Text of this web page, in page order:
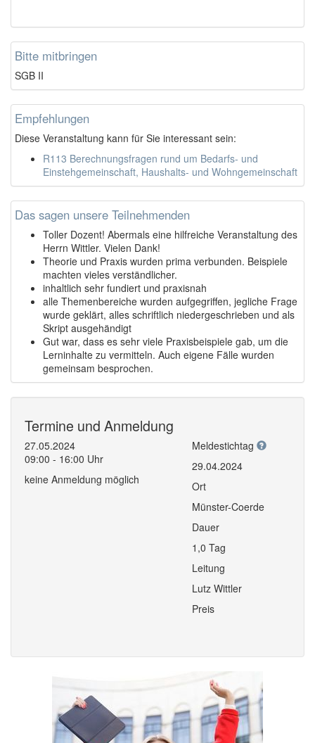
Bitte mitbringen
SGB II
Empfehlungen
Diese Veranstaltung kann für Sie interessant sein:
R113 Berechnungsfragen rund um Bedarfs- und
Einstehgemeinschaft, Haushalts- und Wohngemeinschaft
Das sagen unsere Teilnehmenden
Toller Dozent! Abermals eine hilfreiche Veranstaltung des
Herrn Wittler. Vielen Dank!
Theorie und Praxis wurden prima verbunden. Beispiele
machten vieles verständlicher.
inhaltlich sehr fundiert und praxisnah
alle Themenbereiche wurden aufgegriffen, jegliche Frage
wurde geklärt, alles schriftlich niedergeschrieben und als
Skript ausgehändigt
Gut war, dass es sehr viele Praxisbeispiele gab, um die
Lerninhalte zu vermitteln. Auch eigene Fälle wurden
gemeinsam besprochen.
Termine und Anmeldung
27.05.2024
09:00 - 16:00 Uhr
keine Anmeldung möglich
Meldestichtag
29.04.2024
Ort
Münster-Coerde
Dauer
1,0 Tag
Leitung
Lutz Wittler
Preis